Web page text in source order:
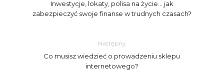
Inwestycje, lokaty, polisa na życie… jak
zabezpieczyć swoje finanse w trudnych czasach?
Następny
Co musisz wiedzieć o prowadzeniu sklepu
internetowego?